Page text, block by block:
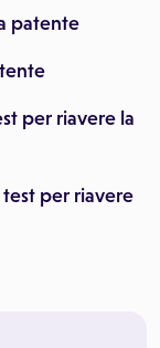
patente
per riavere la
per riavere